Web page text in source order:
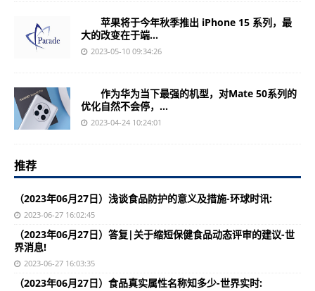
苹果将于今年秋季推出 iPhone 15 系列，最
大的改变在于端...
2023-05-10 09:34:26
作为华为当下最强的机型，对Mate 50系列的
优化自然不会停，...
2023-04-24 10:24:01
推荐
（2023年06月27日）浅谈食品防护的意义及措施-环球时讯:
2023-06-27 16:02:45
（2023年06月27日）答复|关于缩短保健食品动态评审的建议-世
界消息!
2023-06-27 16:03:35
（2023年06月27日）食品真实属性名称知多少-世界实时: